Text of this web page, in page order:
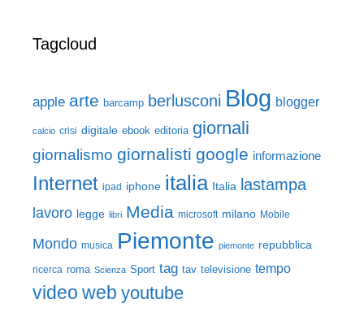
Tagcloud
apple arte barcamp berlusconi Blog blogger
calcio crisi digitale ebook editoria giornali
giornalismo giornalisti google informazione
Internet ipad iphone italia Italia lastampa
lavoro legge libri Media microsoft milano Mobile
Mondo musica Piemonte piemonte repubblica
ricerca roma Scienza Sport tag tav televisione tempo
video web youtube